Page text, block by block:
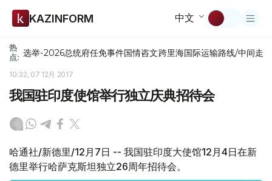
KAZINFORM 中文
热
点: 选举-2026总统府任免事件国情咨文跨里海国际运输路线/中间走廊
10:32, 07 12月 2017
我国驻印度使馆举行独立庆典招待会
哈通社/新德里/12月7日 -- 我国驻印度大使馆12月4日在新
德里举行哈萨克斯坦独立26周年招待会。